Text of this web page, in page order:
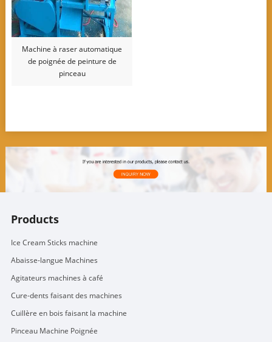
Machine à raser automatique
de poignée de peinture de
pinceau
Products
Ice Cream Sticks machine
Abaisse-langue Machines
Agitateurs machines à café
Cure-dents faisant des machines
Cuillère en bois faisant la machine
Pinceau Machine Poignée